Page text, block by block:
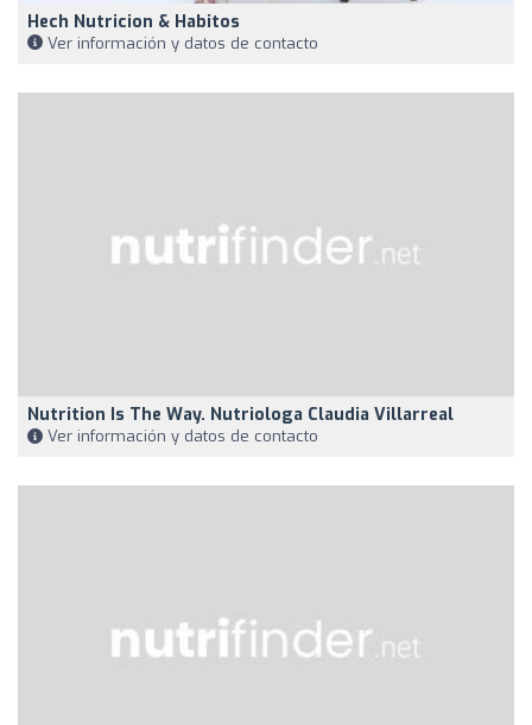
Hech Nutricion & Habitos
Ver información y datos de contacto
Nutrition Is The Way. Nutriologa Claudia Villarreal
Ver información y datos de contacto